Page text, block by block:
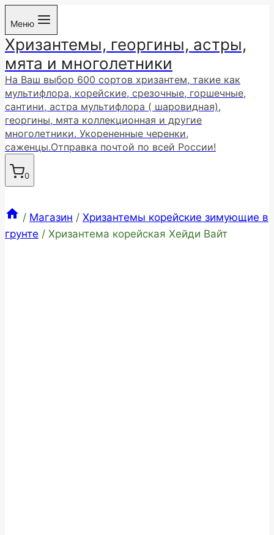
Перейти
содержимому
Меню
Хризантемы, георгины, астры,
мята и многолетники
На Ваш выбор 600 сортов хризантем, такие как
мультифлора, корейские, срезочные, горшечные,
сантини, астра мультифлора ( шаровидная),
георгины, мята коллекционная и другие
многолетники. Укорененные черенки,
саженцы.Отправка почтой по всей России!
0
/ Магазин / Хризантемы корейские зимующие в
грунте / Хризантема корейская Хейди Вайт